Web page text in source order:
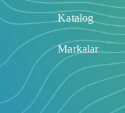
Katalog
Markalar